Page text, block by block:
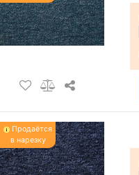
Продаётся
в нарезку